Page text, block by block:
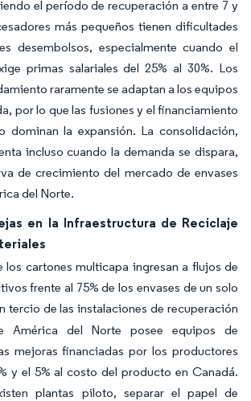
el período de recuperación a entre 7 y
más pequeños tienen dificultades
desembolsos, especialmente cuando el
primas salariales del 25% al 30%. Los
raramente se adaptan a los equipos
por lo que las fusiones y el financiamiento
dominan la expansión. La consolidación,
incluso cuando la demanda se dispara,
de crecimiento del mercado de envases
del Norte.
en la Infraestructura de Reciclaje
los cartones multicapa ingresan a flujos de
frente al 75% de los envases de un solo
tercio de las instalaciones de recuperación
América del Norte posee equipos de
mejoras financiadas por los productores
y el 5% al costo del producto en Canadá.
plantas piloto, separar el papel de